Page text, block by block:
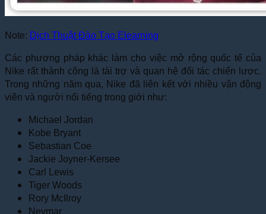
Note: Dịch Thuật Đào Tạo Elearning
Các phương pháp khác làm cho việc mở rộng quốc tế của
Nike rất thành công là tài trợ và quan hệ đối tác chiến lược.
Trong những năm qua, Nike đã liên kết với nhiều vận động
viên và người nổi tiếng trong giới như:
Michael Jordan
Kobe Bryant
Sebastian Coe
Jackie Joyner-Kersee
Carl Lewis
Tiger Woods
Rory McIlroy
Neymar